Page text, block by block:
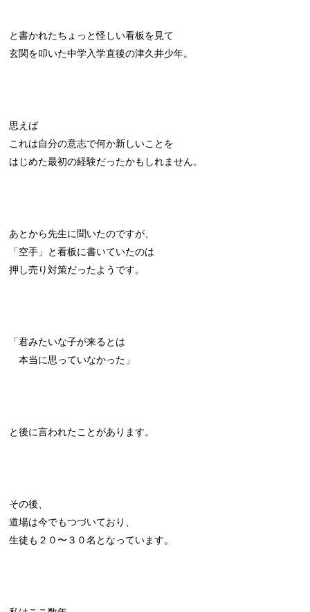
と書かれたちょっと怪しい看板を見て
玄関を叩いた中学入学直後の津久井少年。
思えば
これは自分の意志で何か新しいことを
はじめた最初の経験だったかもしれません。
あとから先生に聞いたのですが、
「空手」と看板に書いていたのは
押し売り対策だったようです。
「君みたいな子が来るとは
本当に思っていなかった」
と後に言われたことがあります。
その後、
道場は今でもつづいており、
生徒も２０〜３０名となっています。